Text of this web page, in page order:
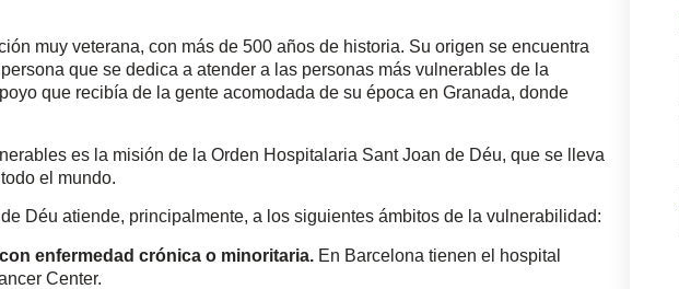
muy veterana, con más de 500 años de historia. Su origen se encuentra
que se dedica a atender a las personas más vulnerables de la
que recibía de la gente acomodada de su época en Granada, donde
es la misión de la Orden Hospitalaria Sant Joan de Déu, que se lleva
el mundo.
Déu atiende, principalmente, a los siguientes ámbitos de la vulnerabilidad:
enfermedad crónica o minoritaria. En Barcelona tienen el hospital
Center.